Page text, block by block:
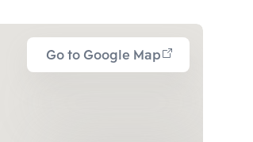
Go to Google Map